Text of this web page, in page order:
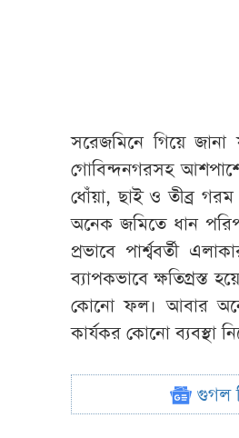
সরেজমিনে গিয়ে
গোবিন্দনগরসহ
ধোঁয়া, ছাই ও তীব্র
অনেক জমিতে ধান
প্রভাবে পার্শ্ববর্তী
ব্যাপকভাবে ক্ষতিগ্রস্ত
কোনো ফল। আবার
কার্যকর কোনো ব্যবস্থা
গুগল